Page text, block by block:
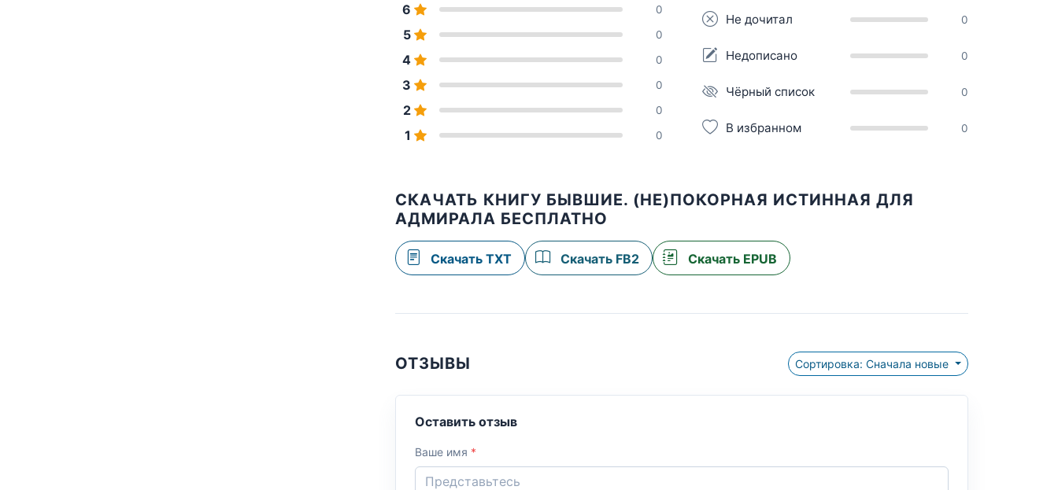
6 0
5 0
4 0
3 0
2 0
1 0
Не дочитал 0
Недописано 0
Чёрный список 0
В избранном 0
СКАЧАТЬ КНИГУ БЫВШИЕ. (НЕ)ПОКОРНАЯ ИСТИННАЯ ДЛЯ
АДМИРАЛА БЕСПЛАТНО
Скачать TXT Скачать FB2 Скачать EPUB
ОТЗЫВЫ Сортировка: Сначала новые
Оставить отзыв
Ваше имя *